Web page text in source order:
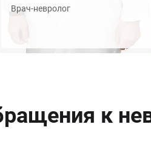
Врач-невролог
к